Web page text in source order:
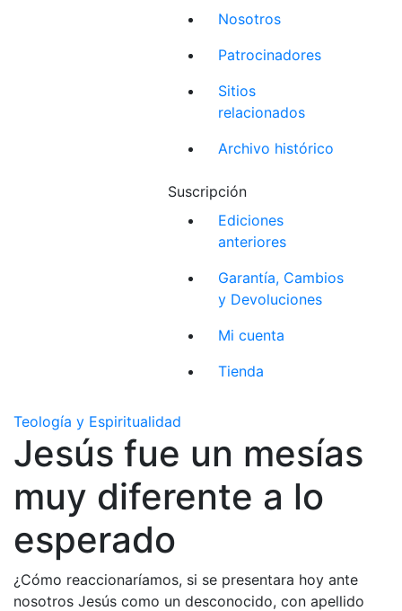
Nosotros
Patrocinadores
Sitios
relacionados
Archivo histórico
Suscripción
Ediciones
anteriores
Garantía, Cambios
y Devoluciones
Mi cuenta
Tienda
Teología y Espiritualidad
Jesús fue un mesías
muy diferente a lo
esperado
¿Cómo reaccionaríamos, si se presentara hoy ante
nosotros Jesús como un desconocido, con apellido